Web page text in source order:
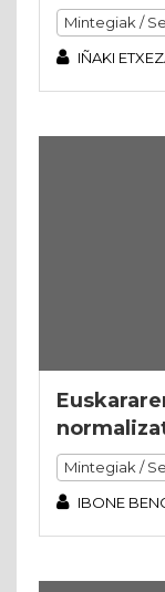
Mintegiak /
IÑAKI
Mintegiak /
IBONE